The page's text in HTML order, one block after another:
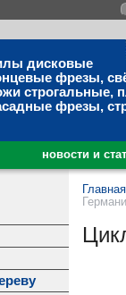
дисковые
фрезы,
строгальные,
фрезы,
новости и
Главная